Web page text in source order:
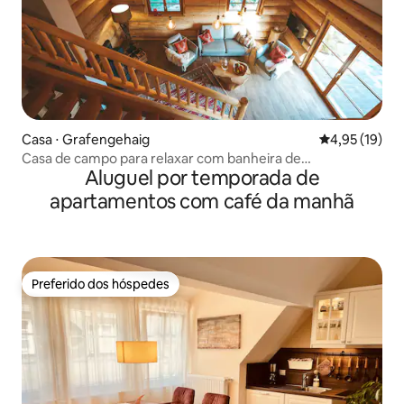
Casa ⋅ Grafengehaig 4,95 de uma
4,95 (19)
Casa de campo para relaxar com banheira de
hidromassagem, sauna em cabana de madeira e jardim
Aluguel por temporada de
apartamentos com café da manhã
Preferido dos hóspedes
Preferido dos hóspedes